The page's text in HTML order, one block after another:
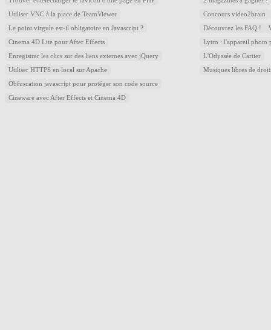
Utiliser VNC à la place de TeamViewer
Le point virgule est-il obligatoire en Javascript ?
Cinema 4D Lite pour After Effects
Enregistrer les clics sur des liens externes avec jQuery
Utiliser HTTPS en local sur Apache
Obfuscation javascript pour protéger son code source
Cineware avec After Effects et Cinema 4D
Concours video2brain
Découvrez les FAQ !
Lytro : l'appareil photo
L'Odyssée de Cartier
Musiques libres de